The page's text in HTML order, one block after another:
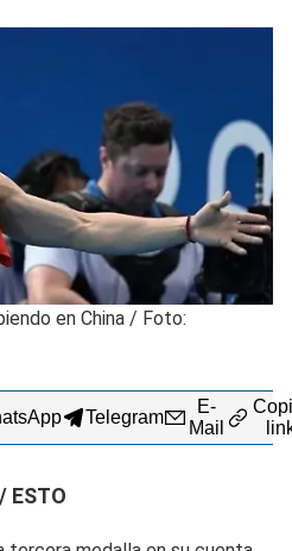
en China / Foto:
Telegram
E-
Mail
ESTO